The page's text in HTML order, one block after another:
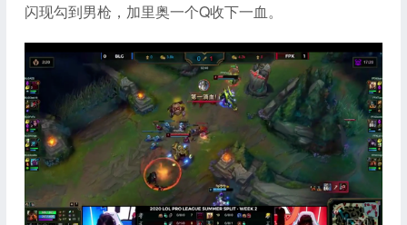
闪现勾到男枪，加里奥一个Q收下一血。